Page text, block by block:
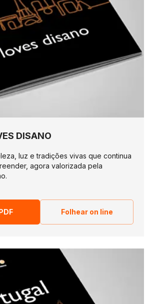
DISANO
luz e tradições vivas que continua
agora valorizada pela
Folhear on line